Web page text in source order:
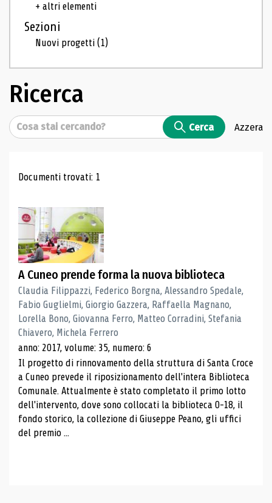
+ altri elementi
Sezioni
Nuovi progetti(1)
Ricerca
Cerca Cerca Azzera
Risultati di ricerca
Documenti trovati: 1
A Cuneo prende forma la nuova biblioteca
Claudia Filippazzi, Federico Borgna, Alessandro Spedale,
Fabio Guglielmi, Giorgio Gazzera, Raffaella Magnano,
Lorella Bono, Giovanna Ferro, Matteo Corradini, Stefania
Chiavero, Michela Ferrero
anno: 2017, volume: 35, numero: 6
Il progetto di rinnovamento della struttura di Santa Croce
a Cuneo prevede il riposizionamento dell'intera Biblioteca
Comunale. Attualmente è stato completato il primo lotto
dell'intervento, dove sono collocati la biblioteca 0-18, il
fondo storico, la collezione di Giuseppe Peano, gli uffici
del premio ...